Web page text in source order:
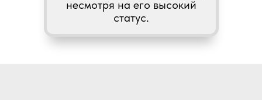
несмотря на его высокий
статус.